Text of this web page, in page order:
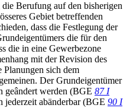
Berufung auf den bisherigen
Gebiet betreffenden
dass die Festlegung der
die für den
die in eine Gewerbezone
mit der Revision des
sich dem
Der Grundeigentümer
geândert werden (BGE 87 I
jederzeit abänderbar (BGE 90 I